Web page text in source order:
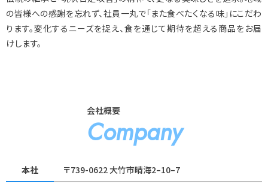
の皆様への感謝を忘れず、社員一丸で「また食べたくなる味」にこだわ
ります。変化するニーズを捉え、食を通じて期待を超える商品をお届
けします。
会社概要
Company
本社
〒739-0622 大竹市晴海2–10–7